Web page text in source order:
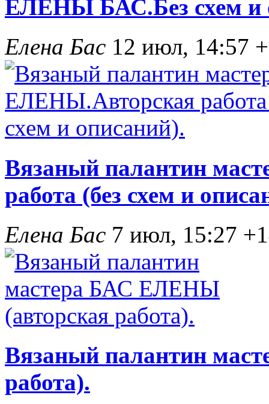
ЕЛЕНЫ БАС.Без схем и
Елена Бас 12 июл, 14:57
Вязаный палантин
работа (без схем и
Елена Бас 7 июл, 15:27
Вязаный палантин
работа).